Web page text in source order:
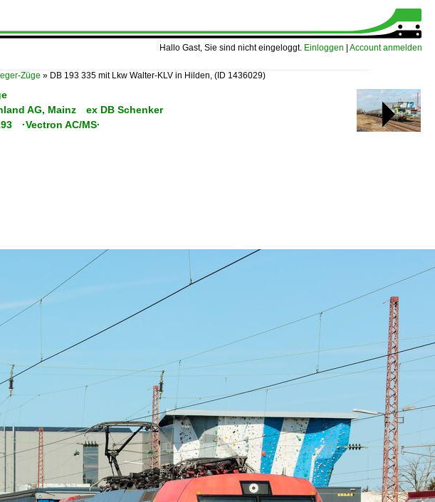
Hallo Gast, Sie sind nicht eingeloggt. Einloggen Account anmelden
Züge » DB 193 335 mit Lkw Walter-KLV in Hilden, (ID 1436029)
AG, Mainz ex DB Schenker
·Vectron AC/MS·